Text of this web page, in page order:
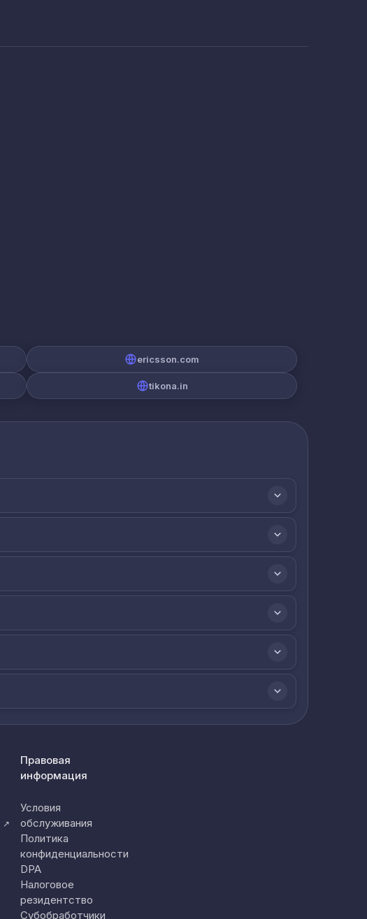
ericsson.com
tikona.in
↗
Правовая
информация
Условия
обслуживания
Политика
конфиденциальности
DPA
Налоговое
резидентство
Субобработчики